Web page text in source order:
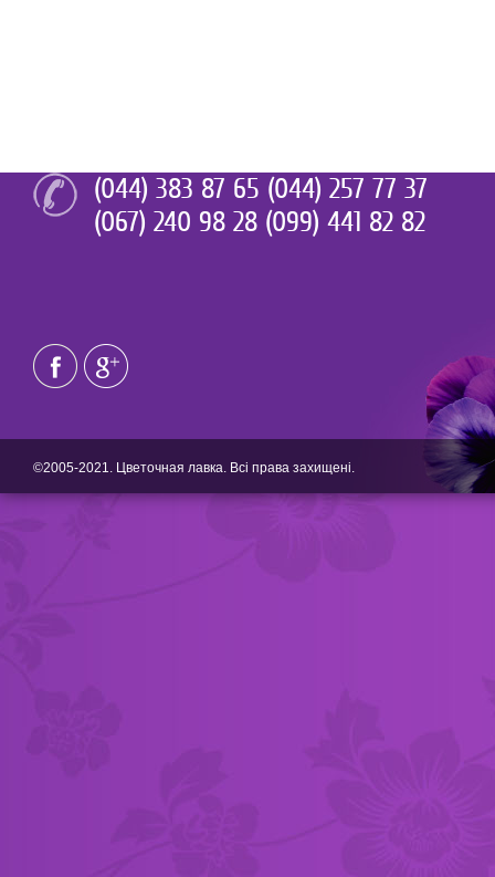
(044) 383 87 65 (044) 257 77 37
(067) 240 98 28 (099) 441 82 82
©2005-2021. Цветочная лавка. Всі права захищені.